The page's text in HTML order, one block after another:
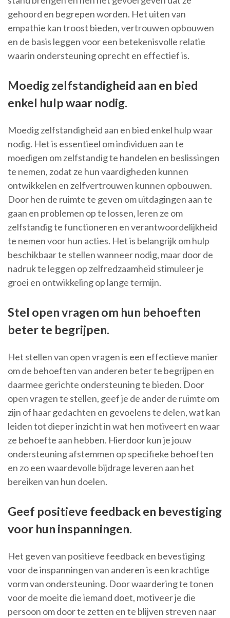
gehoord en begrepen worden. Het uiten van
empathie kan troost bieden, vertrouwen opbouwen
en de basis leggen voor een betekenisvolle relatie
waarin ondersteuning oprecht en effectief is.
Moedig zelfstandigheid aan en bied
enkel hulp waar nodig.
Moedig zelfstandigheid aan en bied enkel hulp waar
nodig. Het is essentieel om individuen aan te
moedigen om zelfstandig te handelen en beslissingen
te nemen, zodat ze hun vaardigheden kunnen
ontwikkelen en zelfvertrouwen kunnen opbouwen.
Door hen de ruimte te geven om uitdagingen aan te
gaan en problemen op te lossen, leren ze om
zelfstandig te functioneren en verantwoordelijkheid
te nemen voor hun acties. Het is belangrijk om hulp
beschikbaar te stellen wanneer nodig, maar door de
nadruk te leggen op zelfredzaamheid stimuleer je
groei en ontwikkeling op lange termijn.
Stel open vragen om hun behoeften
beter te begrijpen.
Het stellen van open vragen is een effectieve manier
om de behoeften van anderen beter te begrijpen en
daarmee gerichte ondersteuning te bieden. Door
open vragen te stellen, geef je de ander de ruimte om
zijn of haar gedachten en gevoelens te delen, wat kan
leiden tot dieper inzicht in wat hen motiveert en waar
ze behoefte aan hebben. Hierdoor kun je jouw
ondersteuning afstemmen op specifieke behoeften
en zo een waardevolle bijdrage leveren aan het
bereiken van hun doelen.
Geef positieve feedback en bevestiging
voor hun inspanningen.
Het geven van positieve feedback en bevestiging
voor de inspanningen van anderen is een krachtige
vorm van ondersteuning. Door waardering te tonen
voor de moeite die iemand doet, motiveer je die
persoon om door te zetten en te blijven streven naar